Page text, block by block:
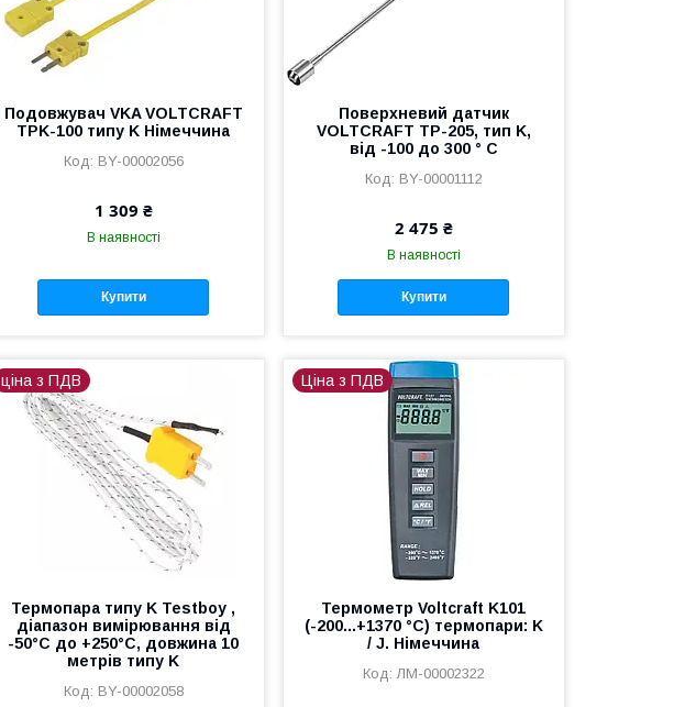
Подовжувач VKA VOLTCRAFT
TPK-100 типу K Німеччина
BY-00002056
1 309 ₴
В наявності
Купити
Поверхневий датчик
VOLTCRAFT TP-205, тип K,
від -100 до 300 ° C
BY-00001112
2 475 ₴
В наявності
Купити
ціна з ПДВ
Термопара типу K Testboy ,
діапазон вимірювання від
-50°C до +250°C, довжина 10
метрів типу K
BY-00002058
Ціна з ПДВ
Термометр Voltcraft K101
(-200...+1370 °C) термопари: K
/ J. Німеччина
ЛМ-00002322